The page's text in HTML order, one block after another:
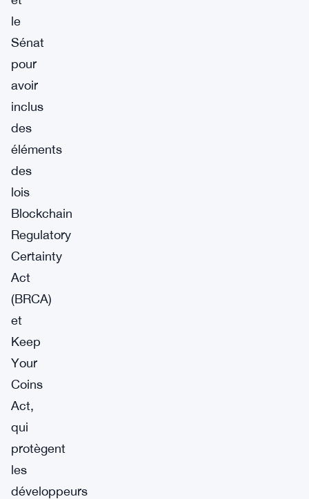
le
Sénat
pour
avoir
inclus
des
éléments
des
lois
Blockchain
Regulatory
Certainty
Act
(BRCA)
et
Keep
Your
Coins
Act,
qui
protègent
les
développeurs